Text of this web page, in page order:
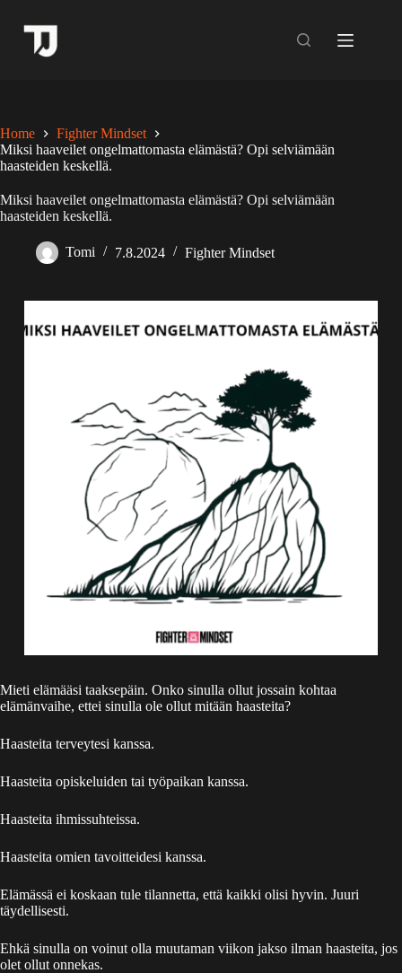
Home
Fighter Mindset
Miksi haaveilet ongelmattomasta elämästä? Opi selviämään
haasteiden keskellä.
Miksi haaveilet ongelmattomasta elämästä? Opi selviämään
haasteiden keskellä.
Tomi 7.8.2024 Fighter Mindset
Mieti elämääsi taaksepäin. Onko sinulla ollut jossain kohtaa
elämänvaihe, ettei sinulla ole ollut mitään haasteita?
Haasteita terveytesi kanssa.
Haasteita opiskeluiden tai työpaikan kanssa.
Haasteita ihmissuhteissa.
Haasteita omien tavoitteidesi kanssa.
Elämässä ei koskaan tule tilannetta, että kaikki olisi hyvin. Juuri
täydellisesti.
Ehkä sinulla on voinut olla muutaman viikon jakso ilman haasteita, jos
olet ollut onnekas.